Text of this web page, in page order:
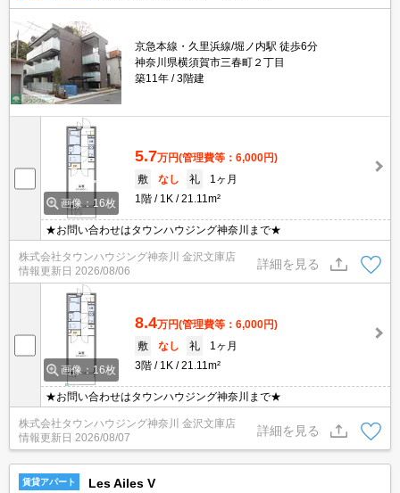
京急本線・久里浜線/堀ノ内駅 徒歩6分
神奈川県横須賀市三春町２丁目
築11年
3階建
画像：16枚
5.7万円(管理費等：6,000円)
敷
なし 礼
1ヶ月
1階
1K 21.11m²
★お問い合わせはタウンハウジング神奈川まで★
株式会社タウンハウジング神奈川 金沢文庫店
情報更新日 2026/08/06
詳細を見る
画像：16枚
8.4万円(管理費等：6,000円)
敷
なし 礼
1ヶ月
3階
1K 21.11m²
★お問い合わせはタウンハウジング神奈川まで★
株式会社タウンハウジング神奈川 金沢文庫店
情報更新日 2026/08/07
詳細を見る
賃貸アパート Les Ailes V